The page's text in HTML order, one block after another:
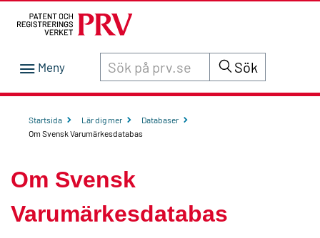
Sök innehåll på siten prv.se Sök
Startsida Lär dig mer
Databaser
Om Svensk Varumärkesdatabas
Om Svensk
Varumärkesdatabas